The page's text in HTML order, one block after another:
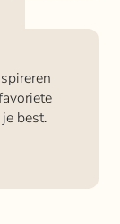
best.